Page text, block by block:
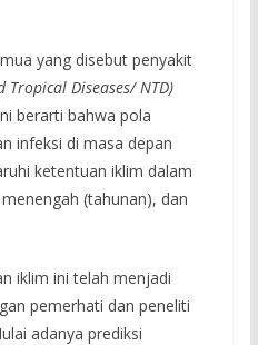
yang disebut penyakit
Tropical Diseases/ NTD)
berarti bahwa pola
infeksi di masa depan
ketentuan iklim dalam
(tahunan), dan
iklim ini telah menjadi
pemerhati dan peneliti
adanya prediksi